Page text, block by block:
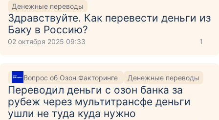
Денежные переводы
Здравствуйте. Как перевести деньги из
Баку в Россию?
02 октября 2025 09:33 1
Вопрос об Озон Факторинге Денежные переводы
Переводил деньги с озон банка за
рубеж через мультитрансфе деньги
ушли не туда куда нужно